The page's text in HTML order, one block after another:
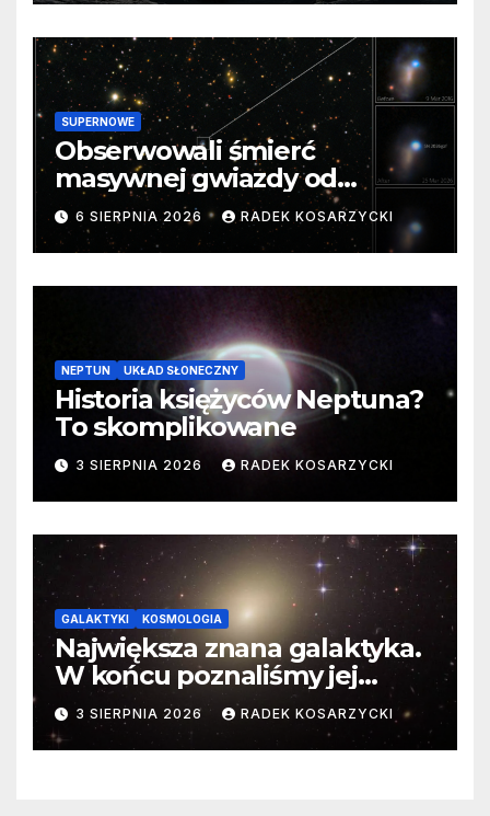
SUPERNOWE
Obserwowali śmierć
masywnej gwiazdy od
samego początku. Niezwykle
cenne dane
6 SIERPNIA 2026 RADEK KOSARZYCKI
NEPTUN UKŁAD SŁONECZNY
Historia księżyców Neptuna?
To skomplikowane
3 SIERPNIA 2026 RADEK KOSARZYCKI
GALAKTYKI KOSMOLOGIA
Największa znana galaktyka.
W końcu poznaliśmy jej
faktyczne wymiary
3 SIERPNIA 2026 RADEK KOSARZYCKI